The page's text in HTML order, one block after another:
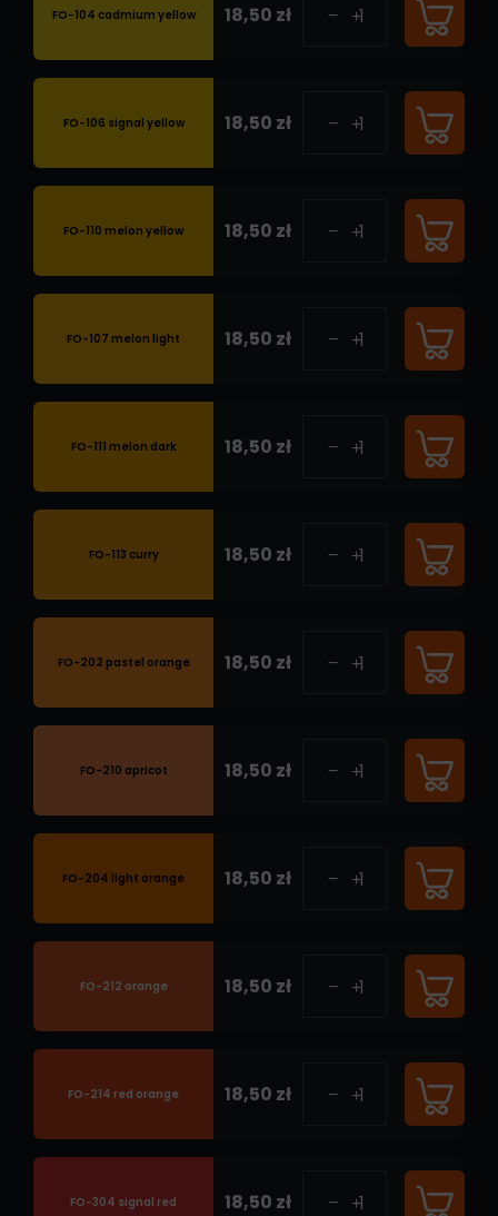
FO-104 cadmium yellow 18,50 zł
FO-106 signal yellow 18,50 zł
FO-110 melon yellow 18,50 zł
FO-107 melon light 18,50 zł
FO-111 melon dark 18,50 zł
FO-113 curry 18,50 zł
FO-202 pastel orange 18,50 zł
FO-210 apricot 18,50 zł
FO-204 light orange 18,50 zł
FO-212 orange 18,50 zł
FO-214 red orange 18,50 zł
FO-304 signal red 18,50 zł